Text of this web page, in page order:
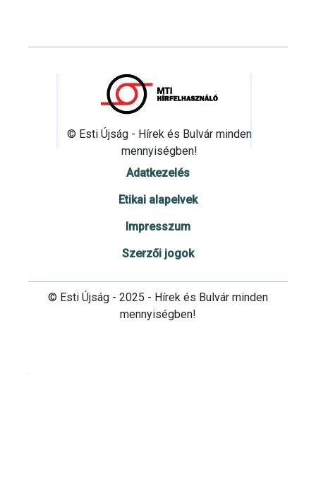
© Esti Újság - Hírek és Bulvár minden
mennyiségben!
Adatkezelés
Etikai alapelvek
Impresszum
Szerzői jogok
© Esti Újság - 2025 - Hírek és Bulvár minden
mennyiségben!